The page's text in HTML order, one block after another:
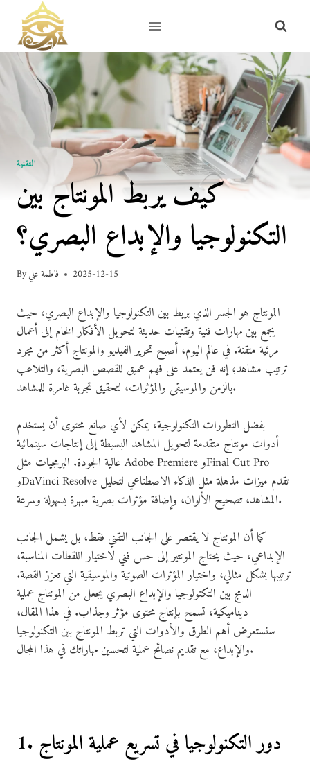
content
التقنية
كيف يربط المونتاج بين
التكنولوجيا والإبداع البصري؟
Byفاطمة علي 2025-12-15
المونتاج هو الجسر الذي يربط بين التكنولوجيا والإبداع البصري، حيث
يجمع بين مهارات فنية وتقنيات حديثة لتحويل الأفكار الخام إلى أعمال
مرئية متقنة. في عالم اليوم، أصبح تحرير الفيديو والمونتاج أكثر من مجرد
ترتيب مشاهد؛ إنه فن يعتمد على فهم عميق للقصص البصرية، والتلاعب
بالزمن والموسيقى والمؤثرات، لتحقيق تجربة غامرة للمشاهد.
بفضل التطورات التكنولوجية، يمكن لأي صانع محتوى أن يستخدم
أدوات مونتاج متقدمة لتحويل المشاهد البسيطة إلى إنتاجات سينمائية
عالية الجودة. البرمجيات مثل Adobe Premiere وFinal Cut Pro
وDaVinci Resolve تقدم ميزات مذهلة مثل الذكاء الاصطناعي لتحليل
المشاهد، تصحيح الألوان، وإضافة مؤثرات بصرية مبهرة بسهولة وسرعة.
كما أن المونتاج لا يقتصر على الجانب التقني فقط، بل يشمل الجانب
الإبداعي، حيث يحتاج المونتير إلى حس فني لاختيار اللقطات المناسبة،
ترتيبها بشكل مثالي، واختيار المؤثرات الصوتية والموسيقية التي تعزز القصة.
الدمج بين التكنولوجيا والإبداع البصري يجعل من المونتاج عملية
ديناميكية، تسمح بإنتاج محتوى مؤثر وجذاب. في هذا المقال،
سنستعرض أهم الطرق والأدوات التي تربط المونتاج بين التكنولوجيا
والإبداع، مع تقديم نصائح عملية لتحسين مهاراتك في هذا المجال.
1. دور التكنولوجيا في تسريع عملية المونتاج